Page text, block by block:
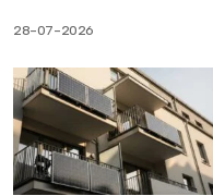
28-07-2026